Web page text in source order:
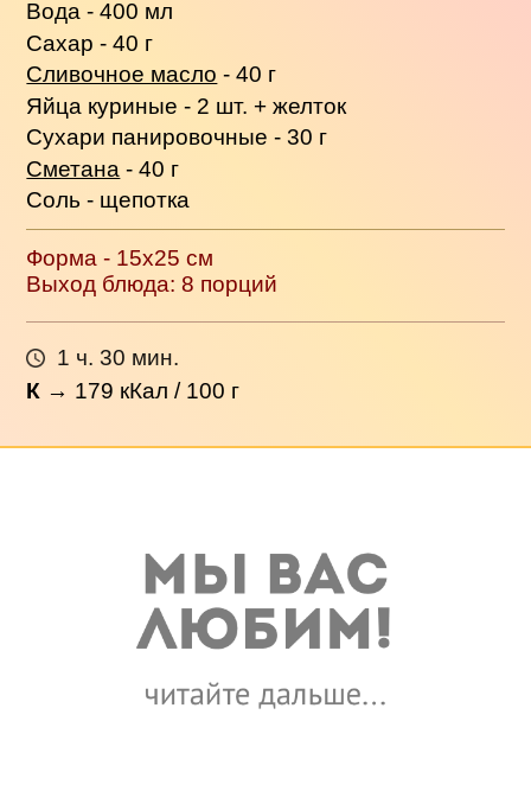
Вода - 400 мл
Сахар - 40 г
Сливочное масло - 40 г
Яйца куриные - 2 шт. + желток
Сухари панировочные - 30 г
Сметана - 40 г
Соль - щепотка
Форма - 15x25 см
Выход блюда: 8 порций
1 ч. 30 мин.
К → 179 кКал / 100 г